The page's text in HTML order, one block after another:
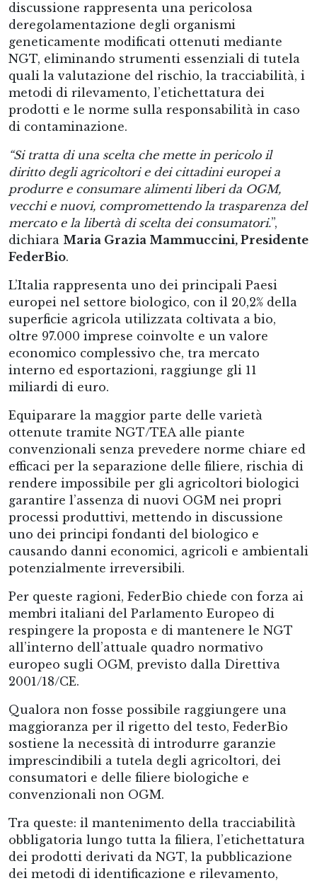
discussione rappresenta una pericolosa
deregolamentazione degli organismi
geneticamente modificati ottenuti mediante
NGT, eliminando strumenti essenziali di tutela
quali la valutazione del rischio, la tracciabilità, i
metodi di rilevamento, l’etichettatura dei
prodotti e le norme sulla responsabilità in caso
di contaminazione.
“Si tratta di una scelta che mette in pericolo il
diritto degli agricoltori e dei cittadini europei a
produrre e consumare alimenti liberi da OGM,
vecchi e nuovi, compromettendo la trasparenza del
mercato e la libertà di scelta dei consumatori.”,
dichiara Maria Grazia Mammuccini, Presidente
FederBio.
L’Italia rappresenta uno dei principali Paesi
europei nel settore biologico, con il 20,2% della
superficie agricola utilizzata coltivata a bio,
oltre 97.000 imprese coinvolte e un valore
economico complessivo che, tra mercato
interno ed esportazioni, raggiunge gli 11
miliardi di euro.
Equiparare la maggior parte delle varietà
ottenute tramite NGT/TEA alle piante
convenzionali senza prevedere norme chiare ed
efficaci per la separazione delle filiere, rischia di
rendere impossibile per gli agricoltori biologici
garantire l’assenza di nuovi OGM nei propri
processi produttivi, mettendo in discussione
uno dei principi fondanti del biologico e
causando danni economici, agricoli e ambientali
potenzialmente irreversibili.
Per queste ragioni, FederBio chiede con forza ai
membri italiani del Parlamento Europeo di
respingere la proposta e di mantenere le NGT
all’interno dell’attuale quadro normativo
europeo sugli OGM, previsto dalla Direttiva
2001/18/CE.
Qualora non fosse possibile raggiungere una
maggioranza per il rigetto del testo, FederBio
sostiene la necessità di introdurre garanzie
imprescindibili a tutela degli agricoltori, dei
consumatori e delle filiere biologiche e
convenzionali non OGM.
Tra queste: il mantenimento della tracciabilità
obbligatoria lungo tutta la filiera, l’etichettatura
dei prodotti derivati da NGT, la pubblicazione
dei metodi di identificazione e rilevamento,